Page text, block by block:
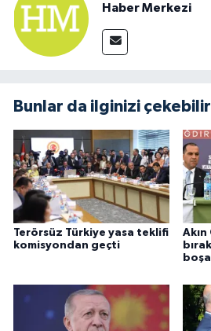
Haber Merkezi
Bunlar da ilginizi çekebilir
Terörsüz Türkiye yasa teklifi
komisyondan geçti